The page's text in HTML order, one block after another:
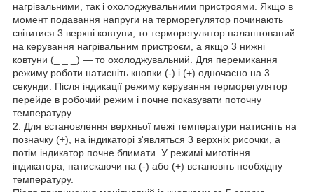
нагрівальними, так і охолоджувальними пристроями. Якщо в
момент подавання напруги на терморегулятор починають
світитися 3 верхні ковтуни, то терморегулятор налаштований
на керування нагрівальним пристроєм, а якщо 3 нижні
ковтуни (_ _ _) — то охолоджувальний. Для перемикання
режиму роботи натисніть кнопки (-) і (+) одночасно на 3
секунди. Після індикації режиму керування терморегулятор
перейде в робочий режим і почне показувати поточну
температуру.
2. Для встановлення верхньої межі температури натисніть на
позначку (+), на індикаторі з'являться 3 верхніх рисочки, а
потім індикатор почне блимати. У режимі миготіння
індикатора, натискаючи на (-) або (+) встановіть необхідну
температуру.